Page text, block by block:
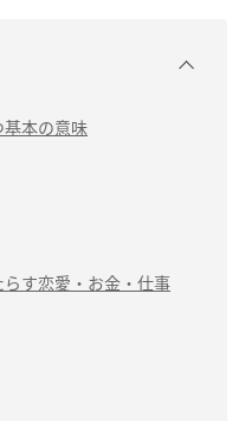
本の意味
す恋愛・お金・仕事